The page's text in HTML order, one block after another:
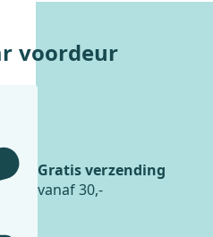
voordeur
Gratis verzending
vanaf 30,-